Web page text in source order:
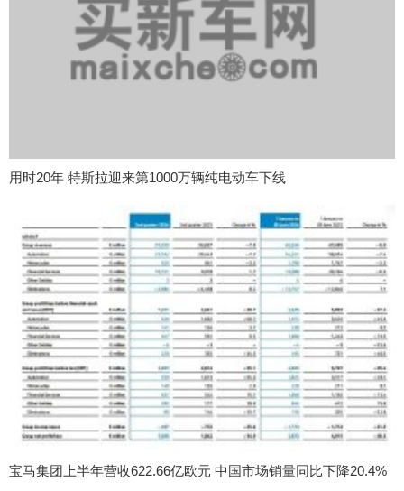
用时20年 特斯拉迎来第1000万辆纯电动车下线
宝马集团上半年营收622.66亿欧元 中国市场销量同比下降20.4%